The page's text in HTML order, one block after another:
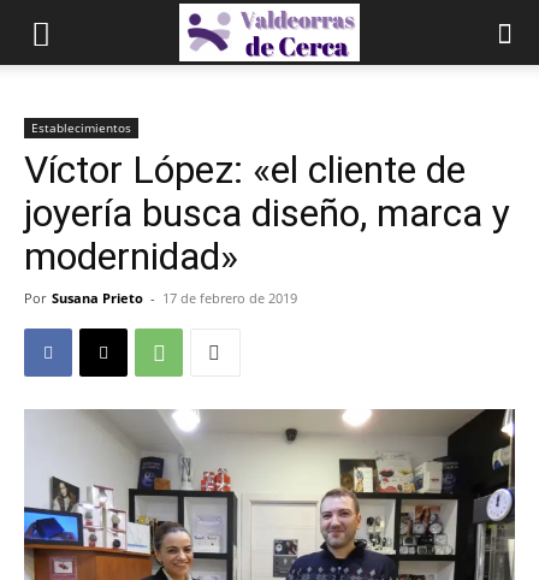
Establecimientos
Víctor López: «el cliente de
joyería busca diseño, marca y
modernidad»
Por Susana Prieto - 17 de febrero de 2019